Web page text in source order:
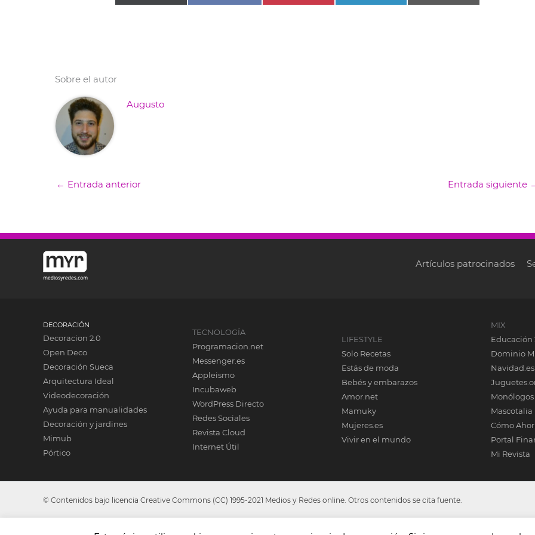
Sobre el autor
Augusto
← Entrada anterior Entrada siguiente
Artículos patrocinados
DECORACIÓN
Decoracion 2.0
Open Deco
Decoración Sueca
Arquitectura Ideal
Videodecoración
Ayuda para manualidades
Decoración y jardines
Mimub
Pórtico
TECNOLOGÍA
Programacion.net
Messenger.es
Appleismo
Incubaweb
WordPress Directo
Redes Sociales
Revista Cloud
Internet Útil
LIFESTYLE
Solo Recetas
Estás de moda
Bebés y embarazos
Amor.net
Mamuky
Mujeres.es
Vivir en el mundo
MIX
Educación
Dominio
Navidad.es
Monólogos
Mascotalia
Cómo
Portal
Mi Revista
© Contenidos bajo licencia Creative Commons (CC) 1995-2021 Medios y Redes online. Otros contenidos se cita fuente.